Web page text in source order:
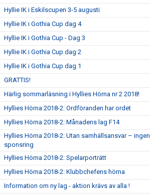
Hyllie IK i Eskilscupen 3-5 augusti
Hyllie IK i Gothia Cup dag 4
Hyllie IK i Gothia Cup - Dag 3
Hyllie IK i Gothia Cup dag 2
Hyllie IK i Gothia Cup dag 1
GRATTIS!
Härlig sommarläsning i Hyllies Hörna nr 2 2018!
Hyllies Hörna 2018-2: Ordföranden har ordet
Hyllies Hörna 2018-2: Månadens lag F14
Hyllies Hörna 2018-2: Utan samhällsansvar – ingen
sponsring
Hyllies Hörna 2018-2: Spelarporträtt
Hyllies Hörna 2018-2: Klubbchefens hörna
Information om ny lag - aktion krävs av alla !